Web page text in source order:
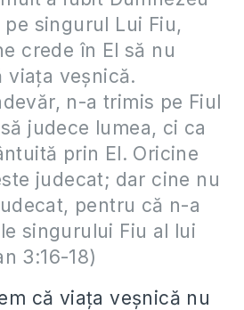
singurul Lui Fiu,
crede în El să nu
viaţa veşnică.
n-a trimis pe Fiul
judece lumea, ci ca
prin El. Oricine
judecat; dar cine nu
pentru că n-a
singurului Fiu al lui
3:16-18)
că viaţa veşnică nu